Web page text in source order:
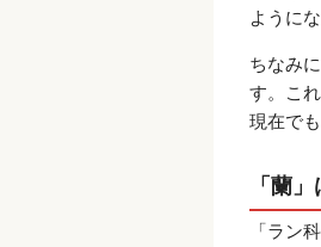
ように
ちなみ
す。こ
現在でも
「蘭
「ラン